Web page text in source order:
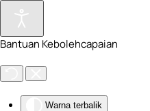
Bantuan Kebolehcapaian
Warna terbalik
Skip to main content